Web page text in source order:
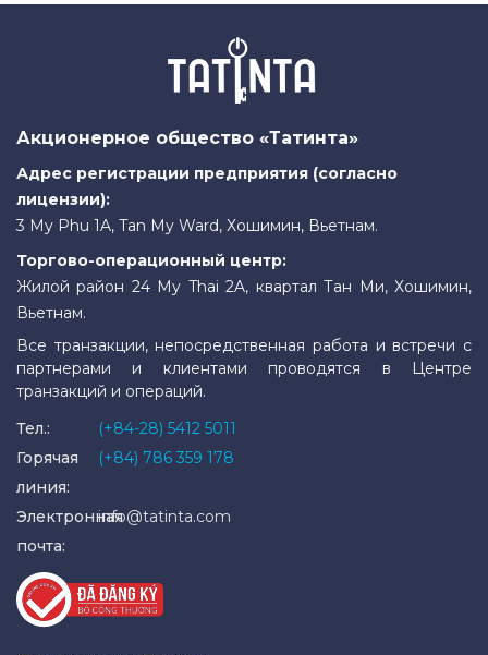
Акционерное общество «Татинта»
Адрес регистрации предприятия (согласно
лицензии):
3 My Phu 1A, Tan My Ward, Хошимин, Вьетнам.
Торгово-операционный центр:
Жилой район 24 My Thai 2A, квартал Тан Ми, Хошимин,
Вьетнам.
Все транзакции, непосредственная работа и встречи с
партнерами и клиентами проводятся в Центре
транзакций и операций.
Тел.:
(+84-28) 5412 5011
Горячая
линия:
(+84) 786 359 178
Электронная
почта:
info@tatinta.com